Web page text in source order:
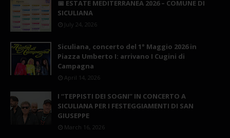
📅 ESTATE MEDITERRANEA 2026 – COMUNE DI
SICULIANA
July 24, 2026
Siculiana, concerto del 1° Maggio 2026 in
Piazza Umberto I: arrivano I Cugini di
Campagna
April 14, 2026
I “TEPPISTI DEI SOGNI” IN CONCERTO A
SICULIANA PER I FESTEGGIAMENTI DI SAN
GIUSEPPE
March 16, 2026